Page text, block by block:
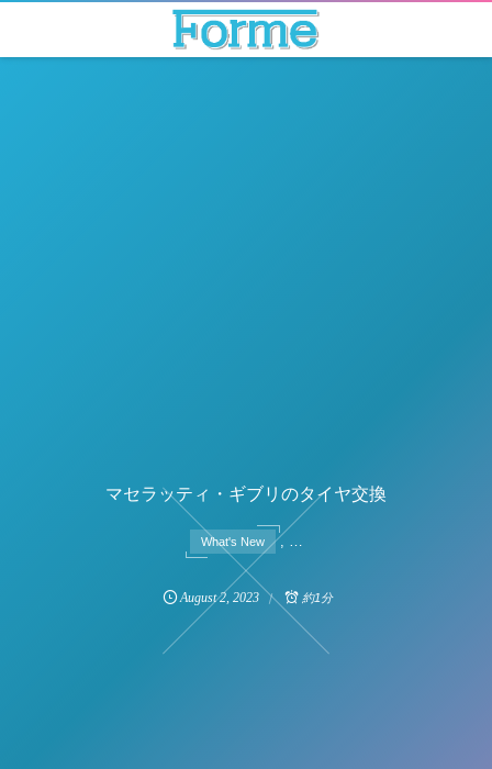
マセラッティ・ギブリのタイヤ交換
What's New , …
August 2,2023 約1分